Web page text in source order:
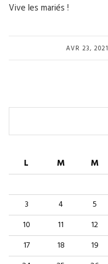
Vive les mariés !
AVR 23, 2021
L M M
3
4 5
10
11 12
17
18 19